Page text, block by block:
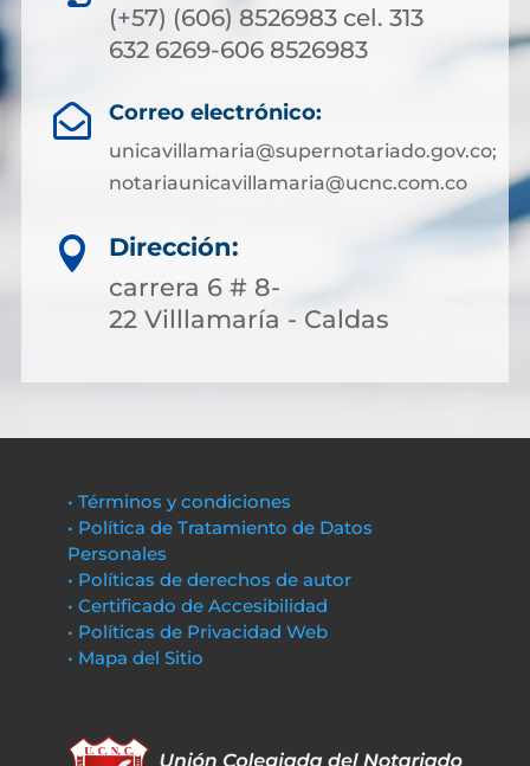
(+57) (606) 8526983 cel. 313
632 6269-606 8526983
 Correo electrónico:
unicavillamaria@supernotariado.gov.co;
notariaunicavillamaria@ucnc.com.co

Dirección:
carrera 6 # 8-
22 Villlamaría - Caldas
• Términos y condiciones
• Política de Tratamiento de Datos
Personales
• Políticas de derechos de autor
• Certificado de Accesibilidad
• Políticas de Privacidad Web
• Mapa del Sitio